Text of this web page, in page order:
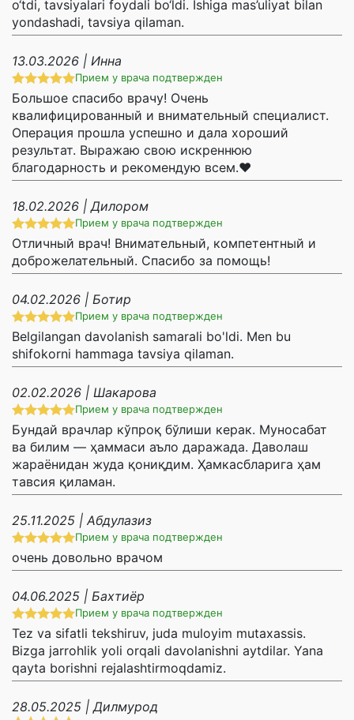
o‘tdi, tavsiyalari foydali bo‘ldi. Ishiga mas’uliyat bilan
yondashadi, tavsiya qilaman.
13.03.2026 | Инна
Прием у врача подтвержден
Большое спасибо врачу! Очень
квалифицированный и внимательный специалист.
Операция прошла успешно и дала хороший
результат. Выражаю свою искреннюю
благодарность и рекомендую всем.❤
18.02.2026 | Дилором
Прием у врача подтвержден
Отличный врач! Внимательный, компетентный и
доброжелательный. Спасибо за помощь!
04.02.2026 | Ботир
Прием у врача подтвержден
Belgilangan davolanish samarali bo'ldi. Men bu
shifokorni hammaga tavsiya qilaman.
02.02.2026 | Шакарова
Прием у врача подтвержден
Бундай врачлар кўпроқ бўлиши керак. Муносабат
ва билим — ҳаммаси аъло даражада. Даволаш
жараёнидан жуда қониқдим. Ҳамкасбларига ҳам
тавсия қиламан.
25.11.2025 | Абдулазиз
Прием у врача подтвержден
очень довольно врачом
04.06.2025 | Бахтиёр
Прием у врача подтвержден
Tez va sifatli tekshiruv, juda muloyim mutaxassis.
Bizga jarrohlik yoli orqali davolanishni aytdilar. Yana
qayta borishni rejalashtirmoqdamiz.
28.05.2025 | Дилмурод